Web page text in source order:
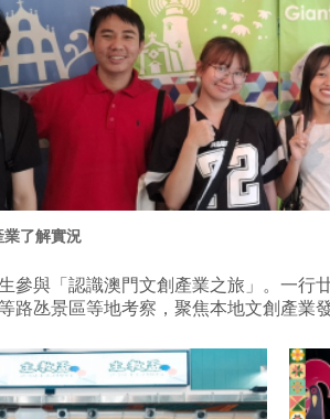
了解實況
參與「認識澳門文創產業之旅」。一行
路氹景區等地考察，聚焦本地文創產業發